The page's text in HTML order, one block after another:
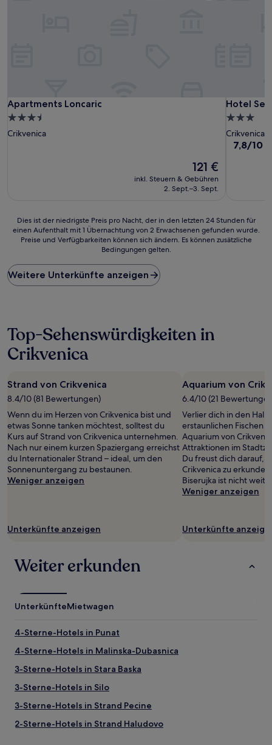
Apartments Loncaric
Apartments Loncaric
3.5-
Sterne-
Crikvenica
Der
Preis
beträgt
121 €
inkl. Steuern & Gebühren
2. Sept.–3. Sept.
Hotel
Hotel
3.0-
Sterne-
Crikvenica
7.8
7,8/10
Dies
ist
Preis
pro
Nacht,
letzten
24 Stunden
für
einen
mit
1 Übernachtung
2 Erwachsenen
gefunden
wurde.
Preise
und
Verfügbarkeiten
können
können
gelten.
Dies ist der niedrigste Preis pro Nacht, der in den letzten 24 Stunden für
einen Aufenthalt mit 1 Übernachtung von 2 Erwachsenen gefunden wurde.
Preise und Verfügbarkeiten können sich ändern. Es können zusätzliche
Bedingungen gelten.
Weitere Unterkünfte anzeigen
Top-Sehenswürdigkeiten in
Crikvenica
Strand von Crikvenica
8.4/10 (81 Bewertungen)
Wenn du im Herzen von Crikvenica bist und
etwas Sonne tanken möchtest, solltest du
Kurs auf Strand von Crikvenica unternehmen.
Nach nur einem kurzen Spaziergang erreichst
du Internationaler Strand – ideal, um den
Sonnenuntergang zu bestaunen.
Weniger anzeigen
Unterkünfte anzeigen
Aquarium von
6.4/10 (21
Verlier dich in den
erstaunlichen Fischen
Aquarium von
Attraktionen im
Du freust dich darauf,
Crikvenica zu
Biserujka ist nicht weit
Weniger anzeigen
Unterkünfte
Weiter erkunden
UnterkünfteMietwagen
4-Sterne-Hotels in Punat
4-Sterne-Hotels in Malinska-Dubasnica
3-Sterne-Hotels in Stara Baska
3-Sterne-Hotels in Silo
3-Sterne-Hotels in Strand Pecine
2-Sterne-Hotels in Strand Haludovo